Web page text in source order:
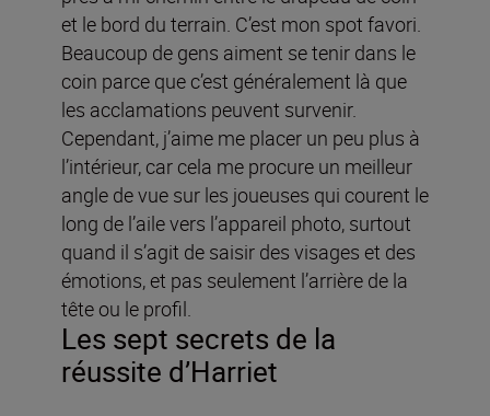
et le bord du terrain. C’est mon spot favori.
Beaucoup de gens aiment se tenir dans le
coin parce que c’est généralement là que
les acclamations peuvent survenir.
Cependant, j’aime me placer un peu plus à
l’intérieur, car cela me procure un meilleur
angle de vue sur les joueuses qui courent le
long de l’aile vers l’appareil photo, surtout
quand il s’agit de saisir des visages et des
émotions, et pas seulement l’arrière de la
tête ou le profil.
Les sept secrets de la
réussite d’Harriet